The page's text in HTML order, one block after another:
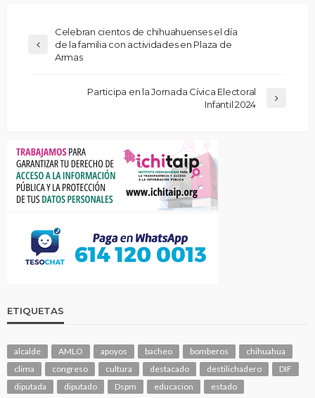
Celebran cientos de chihuahuenses el día
de la familia con actividades en Plaza de
Armas
Participa en la Jornada Cívica Electoral
Infantil 2024
ETIQUETAS
alcalde AMLO apoyos bacheo bomberos
chihuahua
clima
congreso cultura destacado destilichadero
DIF
diputada
diputado Dspm educacion
estado